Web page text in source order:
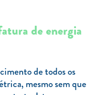
de energia
de todos os
mesmo sem que